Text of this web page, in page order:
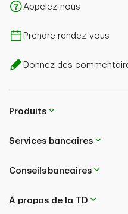
Appelez-nous
Prendre rendez-vous
Donnez des
Produits
Services bancaires
Conseils bancaires
À propos de la TD